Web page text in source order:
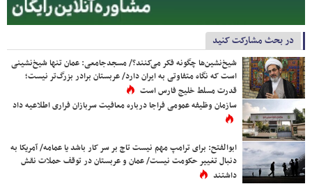
در بحث مشارکت کنید
شیخ‌نشین‌ها چگونه فکر می‌کنند؟/ مسجدجامعی: عمان تنها شیخ‌نشینی
است که نگاه متفاوتی به ایران دارد/ عربستان برادر بزرگ‌تر نیست؛
قدرت مسلط خلیج فارس است
سازمان وظیفه عمومی فراجا درباره معافیت سربازان فراری اطلاعیه داد
ابوالفتح: برای ترامپ مهم نیست تاج بر سر کار باشد یا عمامه/ آمریکا به
دنبال تغییر حکومت نیست/ عمان و عربستان در توقف حملات نقش
داشتند